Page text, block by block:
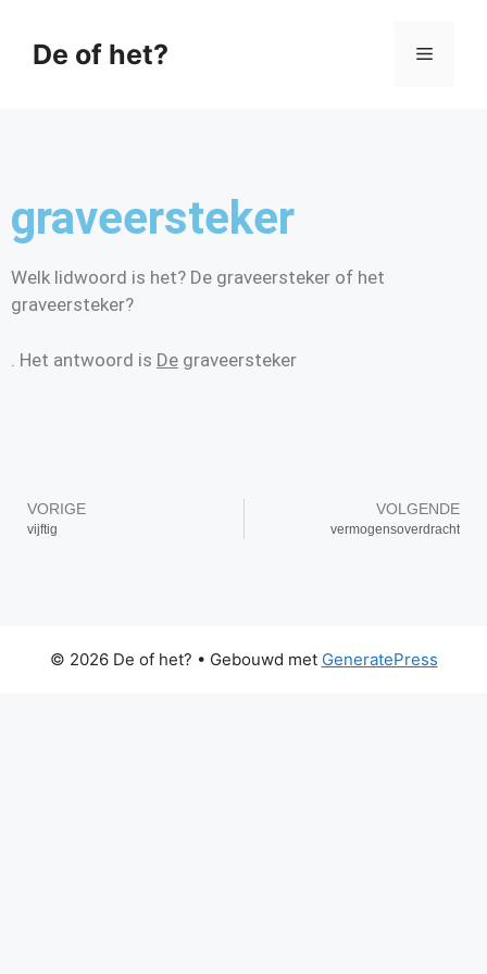
De of het?
graveersteker
Welk lidwoord is het? De graveersteker of het
graveersteker?
. Het antwoord is De graveersteker
VORIGE
vijftig
VOLGENDE
vermogensoverdracht
© 2026 De of het? • Gebouwd met GeneratePress